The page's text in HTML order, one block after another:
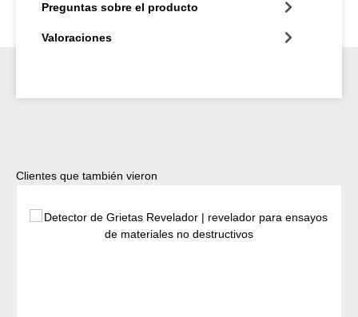
Preguntas sobre el producto
Valoraciones
Omitir la galería de productos
Clientes que también vieron